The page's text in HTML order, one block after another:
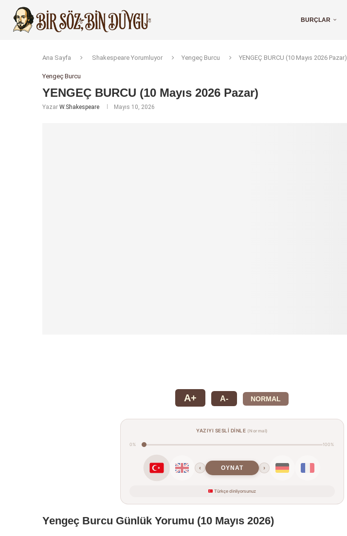
BURÇLAR
Ana Sayfa Shakespeare Yorumluyor Yengeç Burcu YENGEÇ BURCU (10 Mayıs 2026 Pazar)
Yengeç Burcu
YENGEÇ BURCU (10 Mayıs 2026 Pazar)
Yazar W.Shakespeare Mayıs 10, 2026
A+ A- NORMAL
YAZIYI SESLİ DİNLE (Normal)
0% 100%
‹ OYNAT ›
Türkçe dinliyorsunuz
Yengeç Burcu Günlük Yorumu (10 Mayıs 2026)